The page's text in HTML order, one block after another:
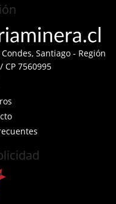
Santiago - Región
7560995